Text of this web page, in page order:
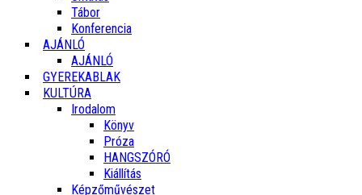
Tábor
Konferencia
AJÁNLÓ
AJÁNLÓ
GYEREKABLAK
KULTÚRA
Irodalom
Könyv
Próza
HANGSZÓRÓ
Kiállítás
Képzőművészet